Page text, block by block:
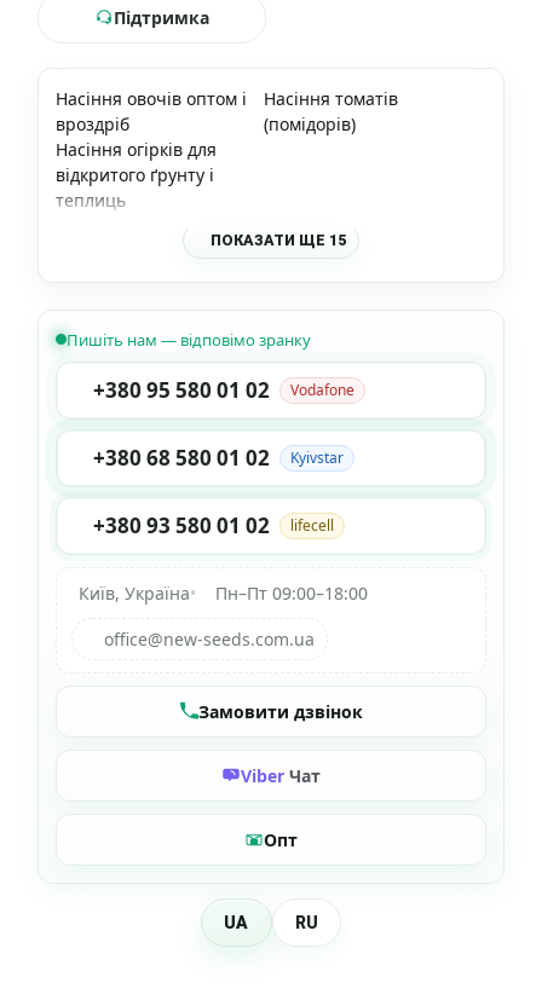
Підтримка
Насіння овочів оптом і
вроздріб
Насіння томатів
(помідорів)
Насіння огірків для
відкритого ґрунту і
теплиць
ПОКАЗАТИ ЩЕ 15
Пишіть нам — відповімо зранку
+380 95 580 01 02 Vodafone
+380 68 580 01 02 Kyivstar
+380 93 580 01 02 lifecell
Київ, Україна•
Пн–Пт 09:00–18:00
office@new-seeds.com.ua
Замовити дзвінок
Viber Чат
Опт
UA RU